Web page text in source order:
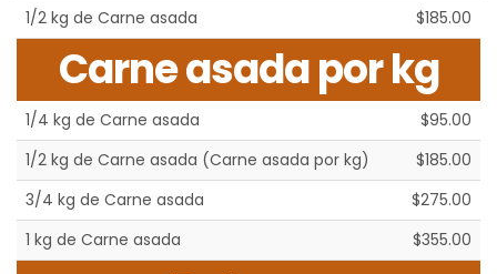
1/2 kg de Carne asada
$185.00
Carne asada por kg
1/4 kg de Carne asada
$95.00
1/2 kg de Carne asada (Carne asada por kg)
$185.00
3/4 kg de Carne asada
$275.00
1 kg de Carne asada
$355.00